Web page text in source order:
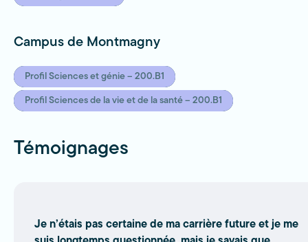
Campus de Montmagny
Profil Sciences et génie – 200.B1
Profil Sciences de la vie et de la santé – 200.B1
Témoignages
Je n’étais pas certaine de ma carrière future et je me